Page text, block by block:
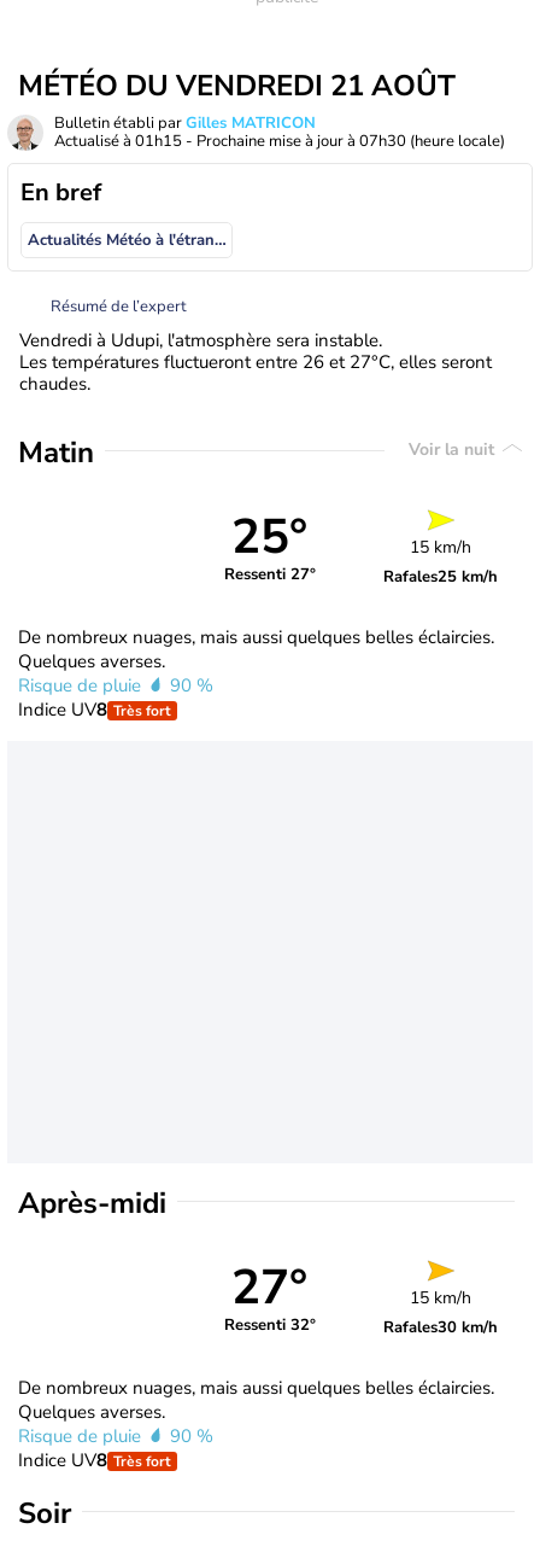
MÉTÉO DU VENDREDI 21 AOÛT
Bulletin établi parGilles MATRICON
Actualisé à 01h15 - Prochaine mise à jour à 07h30 (heure locale)
En bref
Actualités Météo à l'étranger
Résumé de l’expert
Vendredi à Udupi, l'atmosphère sera instable.
Les températures fluctueront entre 26 et 27°C, elles seront
chaudes.
Matin Voir la nuit
25°
Ressenti 27°
15 km/h
Rafales25 km/h
De nombreux nuages, mais aussi quelques belles éclaircies.
Quelques averses.
Risque de pluie
90 %
Indice UV8 Très fort
Après-midi
27°
Ressenti 32°
15 km/h
Rafales30 km/h
De nombreux nuages, mais aussi quelques belles éclaircies.
Quelques averses.
Risque de pluie
90 %
Indice UV8 Très fort
Soir